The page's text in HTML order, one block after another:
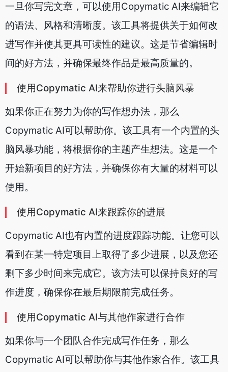
一旦你写完文章，可以使用Copymatic AI来编辑它
的语法、风格和清晰度。该工具将提供关于如何改
进写作并使其更具可读性的建议。这是节省编辑时
间的好方法，并确保最终作品是最高质量的。
使用Copymatic AI来帮助你进行头脑风暴
如果你正在努力为你的写作想办法，那么
Copymatic AI可以帮助你。该工具有一个内置的头
脑风暴功能，将根据你的主题产生想法。这是一个
开始新项目的好方法，并确保你有大量的材料可以
使用。
使用Copymatic AI来跟踪你的进展
Copymatic AI也有内置的进度跟踪功能。让您可以
看到在某一特定项目上取得了多少进展，以及您还
剩下多少时间来完成它。该方法可以保持良好的写
作进度，确保你在最后期限前完成任务。
使用Copymatic AI与其他作家进行合作
如果你与一个团队合作完成写作任务，那么
Copymatic AI可以帮助你与其他作家合作。该工具